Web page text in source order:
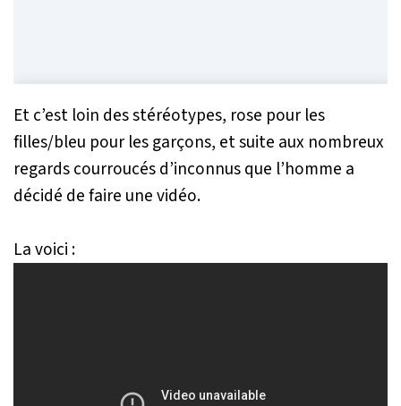
Et c’est loin des stéréotypes, rose pour les
filles/bleu pour les garçons, et suite aux nombreux
regards courroucés d’inconnus que l’homme a
décidé de faire une vidéo.
La voici :